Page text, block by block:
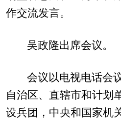
作交流发言。
吴政隆出席会议。
会议以电视电话会
自治区、直辖市和计划
设兵团，中央和国家机